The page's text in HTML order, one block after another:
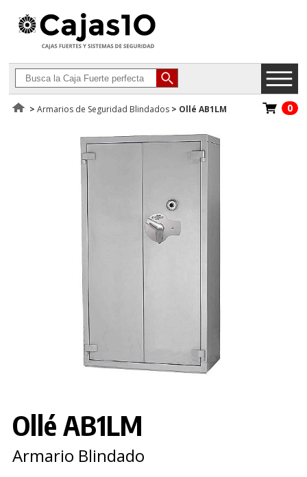
>Armarios de Seguridad Blindados > Ollé AB1LM 0
Ollé AB1LM
Armario Blindado